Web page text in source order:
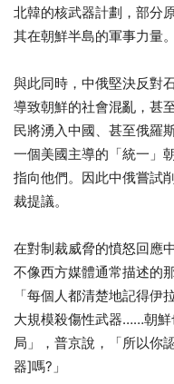
北韓的核武器計劃，部分
其在朝鮮半島的軍事力量。
與此同時，中俄堅決反對
導致朝鮮的社會混亂，甚
民將湧入中國、甚至俄羅
一個美國主導的「統一」
指向他們。因此中俄嘗試
裁提議。
在對制裁威脅的憤怒回應
不像西方媒體通常描述的
「每個人都清楚地記得伊
大規模殺傷性武器……朝
局」，普京說，「所以你
器]嗎?」